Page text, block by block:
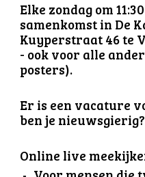
Elke zondag om
samenkomst in De
Kuyperstraat 46 te
- ook voor alle
posters).
Er is een vacature
ben je
Online live